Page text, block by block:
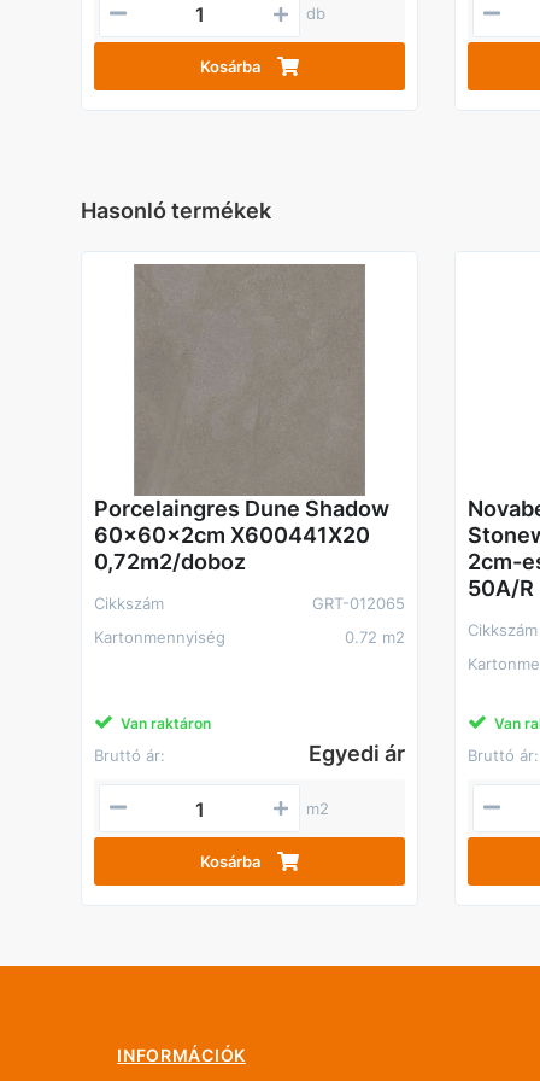
db
Kosárba
Hasonló termékek
Porcelaingres Dune Shadow
60x60x2cm X600441X20
0,72m2/doboz
Cikkszám
GRT-012065
Kartonmennyiség
0.72 m2
Van raktáron
Bruttó ár: Egyedi ár
m2
Kosárba
2cm-
50A/R
Cikkszám
Van
Bruttó ár:
INFORMÁCIÓK